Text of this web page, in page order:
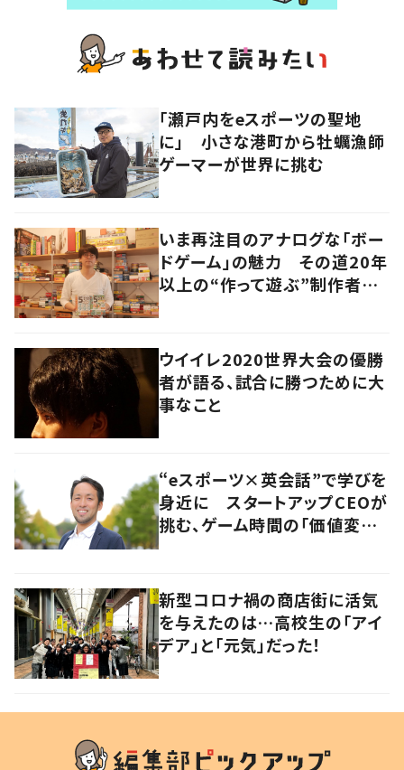
「瀬戸内をeスポーツの聖地
に」 小さな港町から牡蠣漁師
ゲーマーが世界に挑む
いま再注目のアナログな「ボー
ドゲーム」の魅力 その道20年
以上の“作って遊ぶ”制作者に
ウイイレ2020世界大会の優勝
者が語る、試合に勝つために大
事なこと
“eスポーツ×英会話”で学びを
身近に スタートアップCEOが
挑む、ゲーム時間の「価値変容」
新型コロナ禍の商店街に活気
を与えたのは…高校生の「アイ
デア」と「元気」だった！